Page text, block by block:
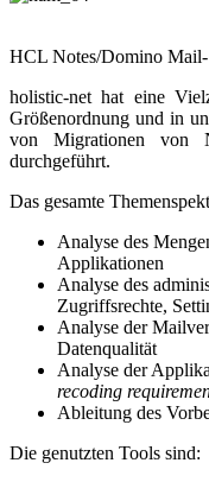
HCL Notes/Domino Mail-
holistic-net hat eine
Größenordnung und in
von Migrationen von
durchgeführt.
Das gesamte
Analyse des
Applikationen
Analyse des
Zugriffsrechte,
Analyse der
Datenqualität
Analyse der
recoding
Ableitung des
Die genutzten Tools sind: